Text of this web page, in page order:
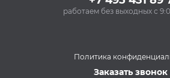
работаем без выходных с
Политика
Заказать звонок